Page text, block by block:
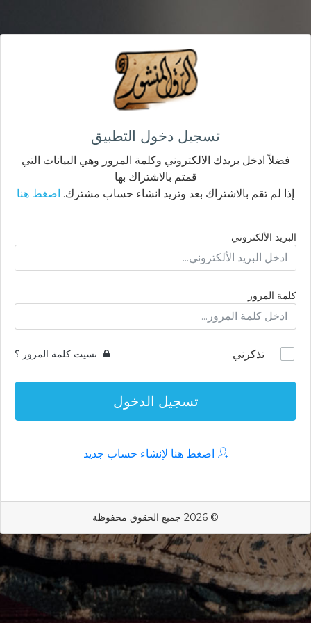
تسجيل دخول التطبيق
فضلاً ادخل بريدك الالكتروني وكلمة المرور وهي البيانات التي
قمتم بالاشتراك بها
إذا لم تقم بالاشتراك بعد وتريد انشاء حساب مشترك. اضغط هنا
البريد الألكتروني
كلمة المرور
تذكرني نسيت كلمة المرور ؟
تسجيل الدخول
اضغط هنا لإنشاء حساب جديد
© 2026 جميع الحقوق محفوظة